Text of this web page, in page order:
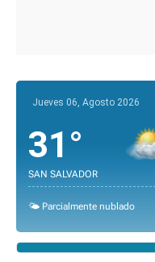
Jueves 06, Agosto 2026
31°
SAN SALVADOR
🌤️ Parcialmente nublado